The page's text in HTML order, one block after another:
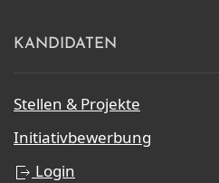
KANDIDATEN
Stellen & Projekte
Initiativbewerbung
Login